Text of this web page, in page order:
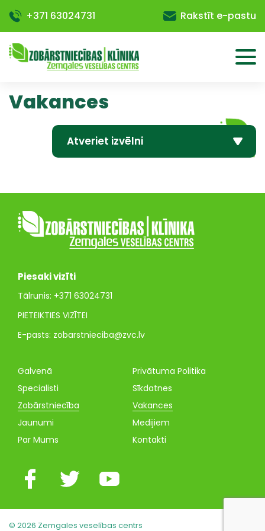
+371 63024731 Rakstīt e-pastu
Vakances
Atveriet izvēlni
Piesaki vizīti
Tālrunis: +371 63024731
PIETEIKTIES VIZĪTEI
E-pasts: zobarstnieciba@zvc.lv
Galvenā
Specialisti
Zobārstniecība
Jaunumi
Par Mums
Privātuma Politika
Sīkdatnes
Vakances
Medijiem
Kontakti
© 2026 Zemgales veselības centrs